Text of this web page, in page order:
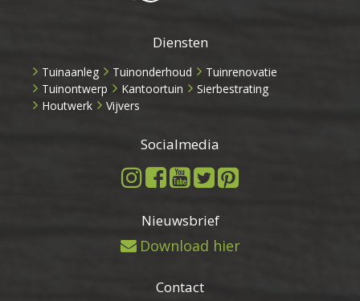
Diensten
Tuinaanleg Tuinonderhoud
Tuinrenovatie
Tuinontwerp
Kantoortuin
Sierbestrating
Houtwerk
Vijvers
Socialmedia
Nieuwsbrief
Download hier
Contact